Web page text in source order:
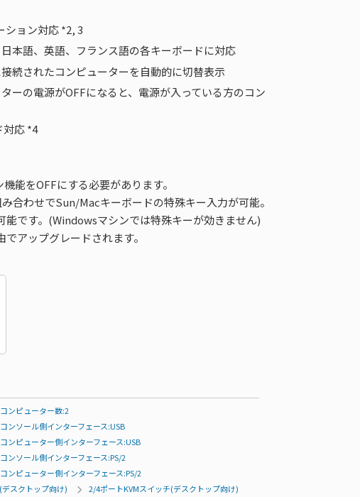
ション対応*2, 3
本語、英語、フランス語の各キーボードに対応
続されたコンピューターを自動的に切替表示
ーの電源がOFFになると、電源が入っている方のコン
対応*4
能をOFFにする必要があります。
合わせでSun/Macキーボードの特殊キー入力が可能。
です。(Windowsマシンでは特殊キーが効きません)
アップグレードされます。
コンピューター数:2
コンソール側インターフェース:USB
コンピューター側インターフェース:USB
コンソール側インターフェース:PS/2
コンピューター側インターフェース:PS/2
スクトップ向け) 2/4ポートKVMスイッチ(デスクトップ向け)